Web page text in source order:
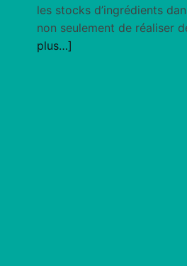
les stocks d’ingrédients
non seulement de réaliser
plus…]